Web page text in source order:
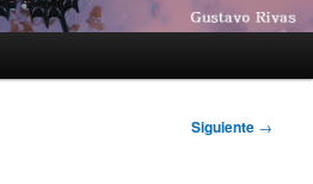
Siguiente →